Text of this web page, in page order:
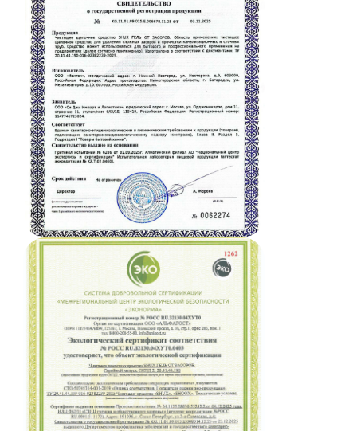
info@cg-distribution.com
Политика обработки персональных данных
© 2024 SHUX. Все права защищены
Режим работы: будни с 9 до 18 (МСК)
Россия, 115419, г. Москва, ул. Орджоникидзе,
дом 11, стр. 11, эт. / пом. / ком. 6 / IX / 1Е
ООО «СИ ДЖИ ИМПОРТ И ЛОГИСТИКА»
Где купить
О бренде